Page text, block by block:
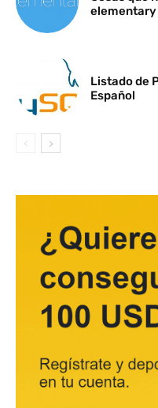
elementary
Listado de
Español